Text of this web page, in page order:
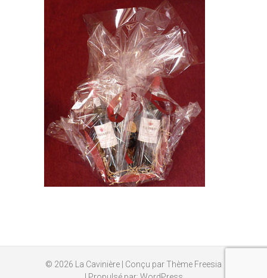
© 2026 La Cavinière | Conçu parThème Freesia